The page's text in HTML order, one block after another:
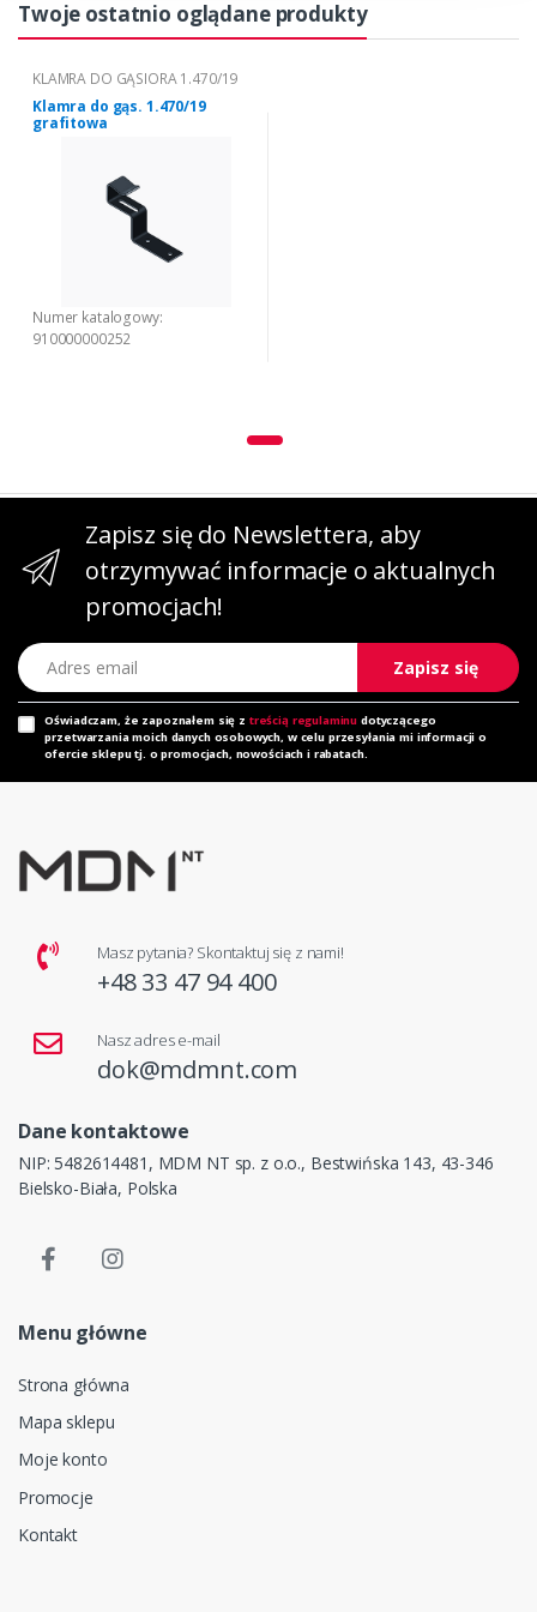
Twoje ostatnio oglądane produkty
KLAMRA DO GĄSIORA 1.470/19
Klamra do gąs. 1.470/19
grafitowa
Numer katalogowy:
910000000252
Zapisz się do Newslettera, aby
otrzymywać informacje o aktualnych
promocjach!
Adres email
Zapisz się
Oświadczam, że zapoznałem się z treścią regulaminu dotyczącego
przetwarzania moich danych osobowych, w celu przesyłania mi informacji o
ofercie sklepu tj. o promocjach, nowościach i rabatach.
Masz pytania? Skontaktuj się z nami!
+48 33 47 94 400
Nasz adres e-mail
dok@mdmnt.com
Dane kontaktowe
NIP: 5482614481, MDM NT sp. z o.o., Bestwińska 143, 43-346
Bielsko-Biała, Polska
Menu główne
Strona główna
Mapa sklepu
Moje konto
Promocje
Kontakt